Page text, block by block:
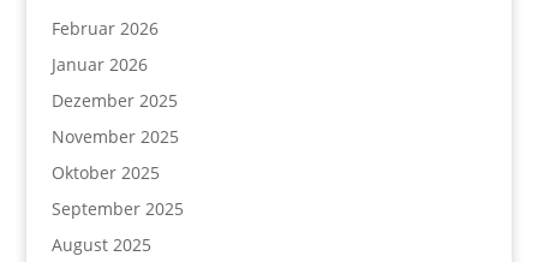
Februar 2026
Januar 2026
Dezember 2025
November 2025
Oktober 2025
September 2025
August 2025